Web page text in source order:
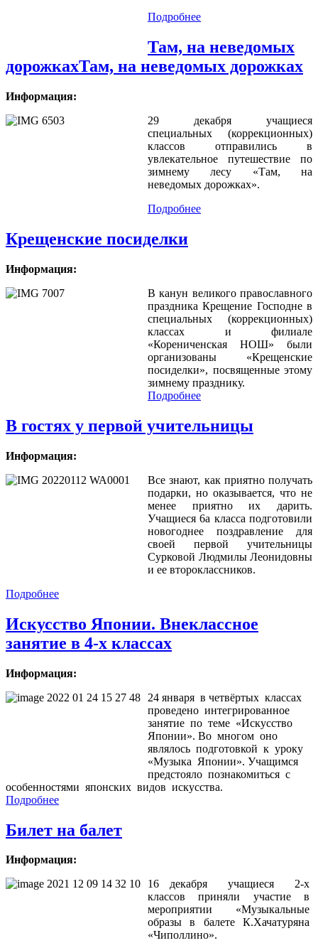
Подробнее
Там, на неведомых
дорожкахТам, на неведомых дорожках
Информация:
29 декабря учащиеся
специальных (коррекционных)
классов отправились в
увлекательное путешествие по
зимнему лесу «Там, на
неведомых дорожках».
Подробнее
Крещенские посиделки
Информация:
В канун великого православного
праздника Крещение Господне в
специальных (коррекционных)
классах и филиале
«Корениченская НОШ» были
организованы «Крещенские
посиделки», посвященные этому
зимнему празднику.
Подробнее
В гостях у первой учительницы
Информация:
Все знают, как приятно получать
подарки, но оказывается, что не
менее приятно их дарить.
Учащиеся 6а класса подготовили
новогоднее поздравление для
своей первой учительницы
Сурковой Людмилы Леонидовны
и ее второклассников.
Подробнее
Искусство Японии. Внеклассное
занятие в 4-х классах
Информация:
24 января в четвёртых классах
проведено интегрированное
занятие по теме «Искусство
Японии». Во многом оно
являлось подготовкой к уроку
«Музыка Японии». Учащимся
предстояло познакомиться с
особенностями японских видов искусства.
Подробнее
Билет на балет
Информация:
16 декабря учащиеся 2-х
классов приняли участие в
мероприятии «Музыкальные
образы в балете К.Хачатуряна
«Чиполлино».